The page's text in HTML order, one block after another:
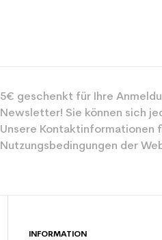
5€ geschenkt für Ihre
Newsletter! Sie können sich
Unsere Kontaktinformationen
Nutzungsbedingungen der
INFORMATION